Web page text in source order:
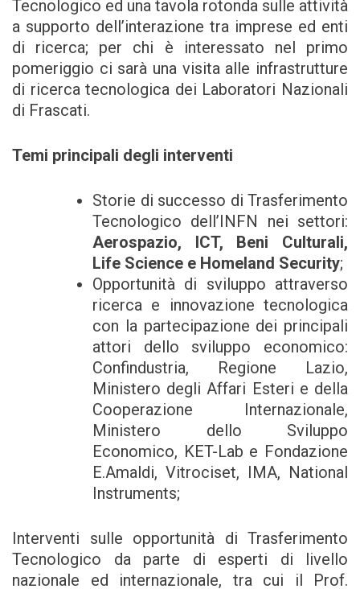
Tecnologico ed una tavola rotonda sulle attività
a supporto dell’interazione tra imprese ed enti
di ricerca; per chi è interessato nel primo
pomeriggio ci sarà una visita alle infrastrutture
di ricerca tecnologica dei Laboratori Nazionali
di Frascati.
Temi principali degli interventi
Storie di successo di Trasferimento
Tecnologico dell’INFN nei settori:
Aerospazio, ICT, Beni Culturali,
Life Science e Homeland Security;
Opportunità di sviluppo attraverso
ricerca e innovazione tecnologica
con la partecipazione dei principali
attori dello sviluppo economico:
Confindustria, Regione Lazio,
Ministero degli Affari Esteri e della
Cooperazione Internazionale,
Ministero dello Sviluppo
Economico, KET-Lab e Fondazione
E.Amaldi, Vitrociset, IMA, National
Instruments;
Interventi sulle opportunità di Trasferimento
Tecnologico da parte di esperti di livello
nazionale ed internazionale, tra cui il Prof.